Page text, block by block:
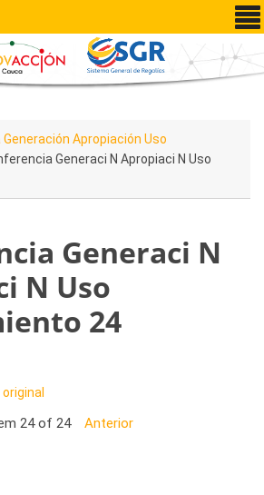
Apropiación Uso
Generaci N Apropiaci N Uso
Generaci N
N Uso
24
24 of 24 Anterior